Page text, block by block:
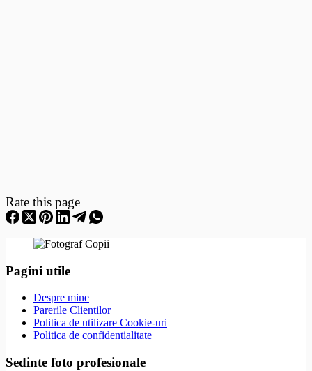
Rate this page
Pagini utile
Despre mine
Parerile Clientilor
Politica de utilizare Cookie-uri
Politica de confidentialitate
Sedinte foto profesionale